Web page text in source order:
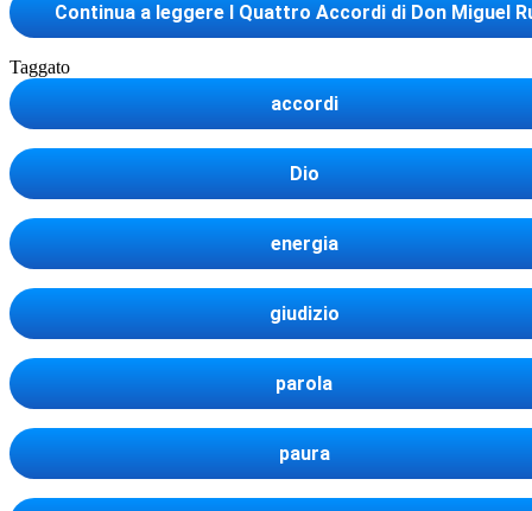
Continua a leggere I Quattro Accordi di Don Miguel
Taggato
accordi
Dio
energia
giudizio
parola
paura